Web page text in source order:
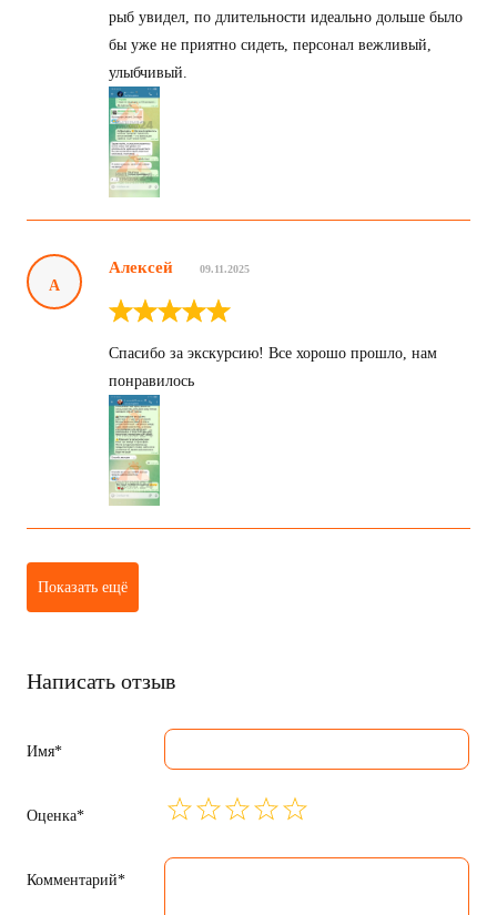
рыб увидел, по длительности идеально дольше было
бы уже не приятно сидеть, персонал вежливый,
улыбчивый.
А
Алексей 09.11.2025
Спасибо за экскурсию! Все хорошо прошло, нам
понравилось
Показать ещё
Написать отзыв
Имя*
Оценка*
Комментарий*